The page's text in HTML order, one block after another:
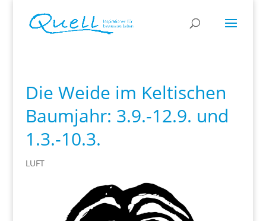
Die Weide im Keltischen
Baumjahr: 3.9.-12.9. und
1.3.-10.3.
LUFT